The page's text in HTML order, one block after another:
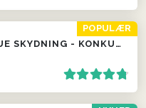
POPULÆR
LASER LERDUE SKYDNING - KONKURRENCER LOKALT HOS JER!